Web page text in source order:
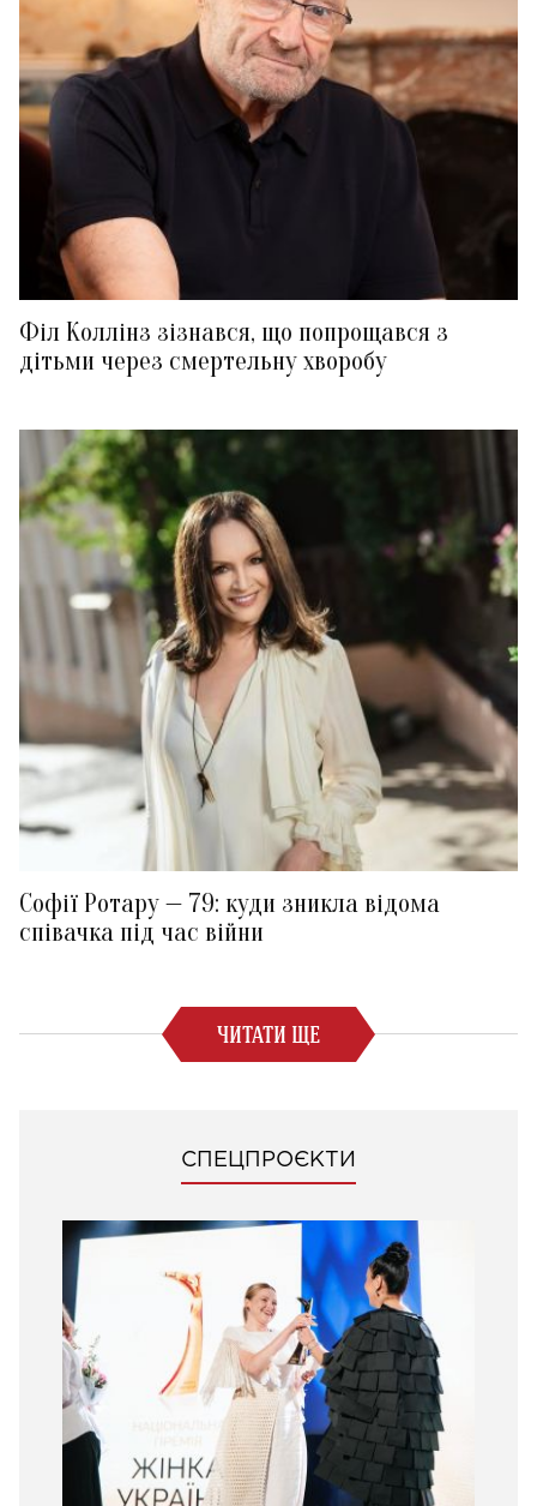
Філ Коллінз зізнався, що попрощався з
дітьми через смертельну хворобу
Софії Ротару — 79: куди зникла відома
співачка під час війни
ЧИТАТИ ЩЕ
СПЕЦПРОЄКТИ